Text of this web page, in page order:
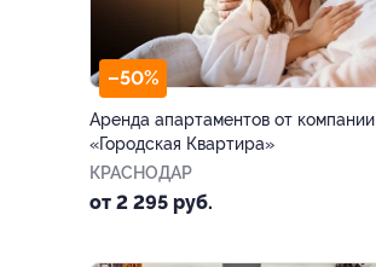
–50%
Аренда апартаментов от компании
«Городская Квартира»
КРАСНОДАР
от 2 295 руб.